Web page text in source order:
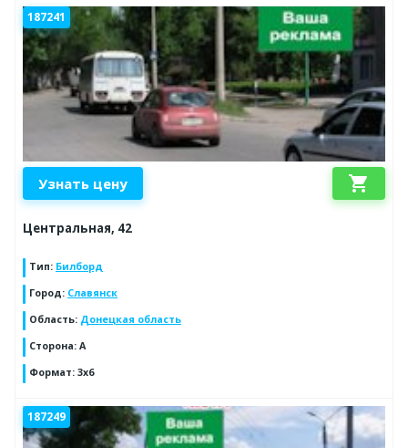
187241
Узнать цену shopping_cart
Центральная, 42
Тип: Билборд
Город: Славянск
Область: Донецкая область
Сторона: А
Формат: 3х6
187249